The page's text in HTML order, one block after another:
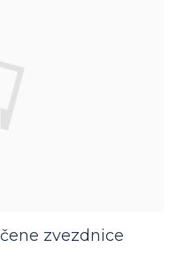
zvezdnice